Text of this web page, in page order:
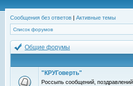
Сообщения без ответов | Активные темы
Список форумов
Общие форумы
"КРУГоверть"
Россыпь сообщений,